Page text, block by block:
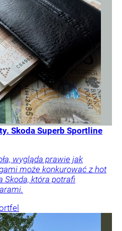
Skoda Superb Sportline
wygląda prawie jak
może konkurować z hot
Skoda, która potrafi